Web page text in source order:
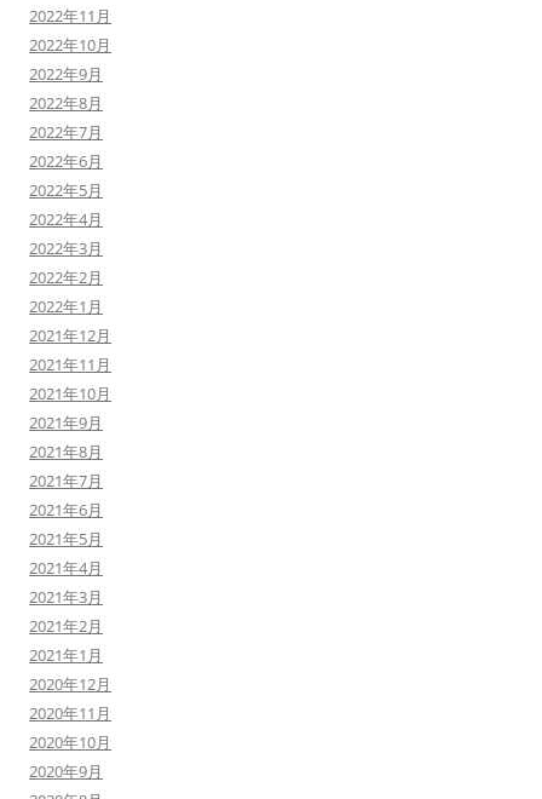
2022年11月
2022年10月
2022年9月
2022年8月
2022年7月
2022年6月
2022年5月
2022年4月
2022年3月
2022年2月
2022年1月
2021年12月
2021年11月
2021年10月
2021年9月
2021年8月
2021年7月
2021年6月
2021年5月
2021年4月
2021年3月
2021年2月
2021年1月
2020年12月
2020年11月
2020年10月
2020年9月